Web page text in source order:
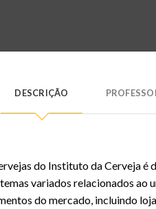
DESCRIÇÃO
do Instituto da Cerveja
variados relacionados
do mercado, incluindo